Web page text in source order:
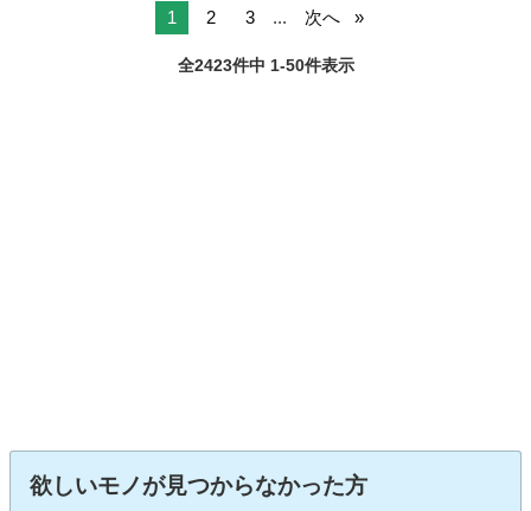
1 2 3 ... 次へ
全2423件中 1-50件表示
欲しいモノが見つからなかった方